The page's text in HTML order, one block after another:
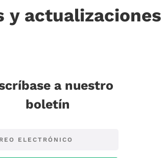
y actualizaciones
a nuestro
boletín